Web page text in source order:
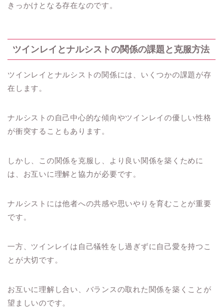
きっかけとなる存在なのです。
ツインレイとナルシストの関係の課題と克服方法
ツインレイとナルシストの関係には、いくつかの課題が存
在します。
ナルシストの自己中心的な傾向やツインレイの優しい性格
が衝突することもあります。
しかし、この関係を克服し、より良い関係を築くために
は、お互いに理解と協力が必要です。
ナルシストには他者への共感や思いやりを育むことが重要
です。
一方、ツインレイは自己犠牲をし過ぎずに自己愛を持つこ
とが大切です。
お互いに理解し合い、バランスの取れた関係を築くことが
望ましいのです。